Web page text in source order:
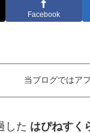
Facebook
当ブログではア
した はぴねすく